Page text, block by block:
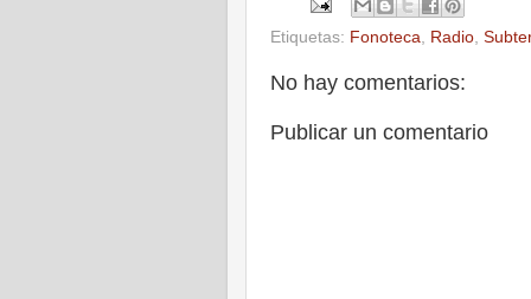
Etiquetas: Fonoteca, Radio,
No hay comentarios:
Publicar un comentario